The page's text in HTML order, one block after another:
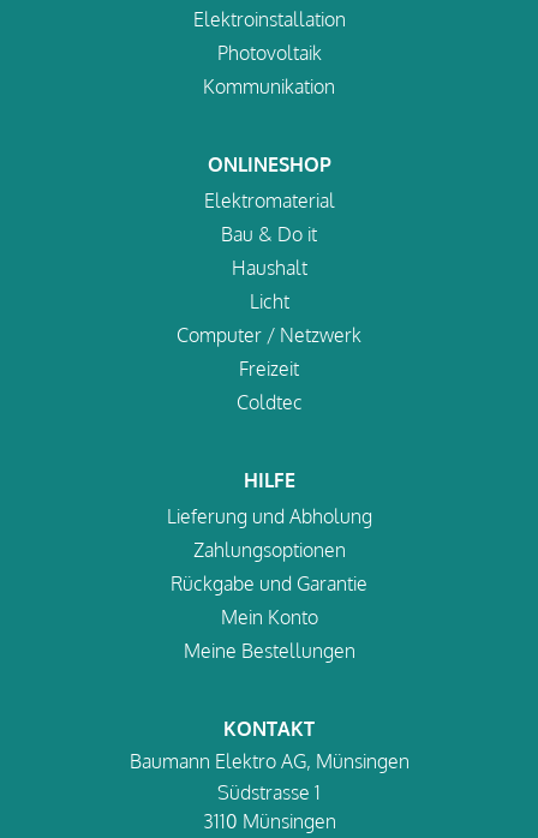
Elektroinstallation
Photovoltaik
Kommunikation
ONLINESHOP
Elektromaterial
Bau & Do it
Haushalt
Licht
Computer / Netzwerk
Freizeit
Coldtec
HILFE
Lieferung und Abholung
Zahlungsoptionen
Rückgabe und Garantie
Mein Konto
Meine Bestellungen
KONTAKT
Baumann Elektro AG, Münsingen
Südstrasse 1
3110 Münsingen